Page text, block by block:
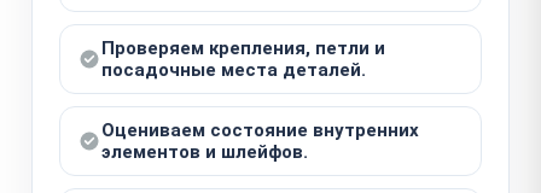
Проверяем крепления, петли и
посадочные места деталей.
Оцениваем состояние внутренних
элементов и шлейфов.